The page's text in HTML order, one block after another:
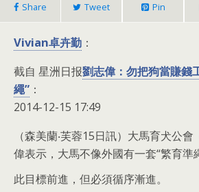
Share Tweet Pin
Vivian卓卉勤 ：
截自 星洲日报劉志偉：勿把狗當賺錢
繩” ：
2014-12-15 17:49
（森美蘭‧芙蓉15日訊）大馬育犬公
偉表示，大馬不像外國有一套“繁育準
此目標前進，但必須循序漸進。